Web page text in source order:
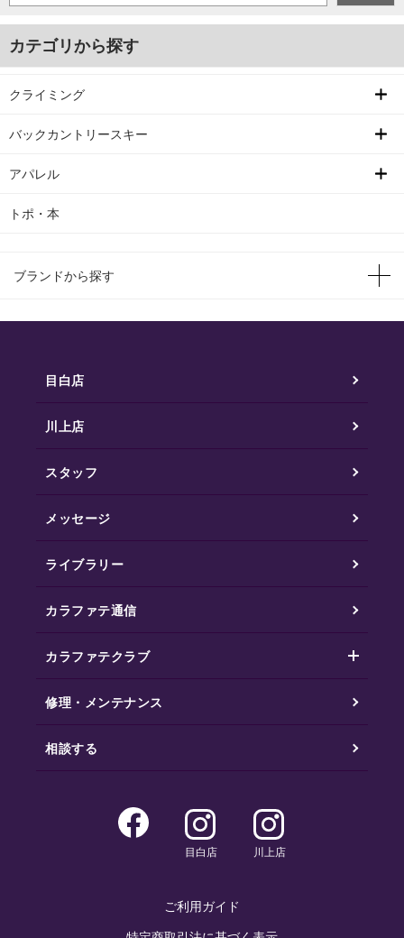
カテゴリから探す
クライミング
バックカントリースキー
アパレル
トポ・本
ブランドから探す
目白店
川上店
スタッフ
メッセージ
ライブラリー
カラファテ通信
カラファテクラブ
修理・メンテナンス
相談する
目白店 川上店
ご利用ガイド